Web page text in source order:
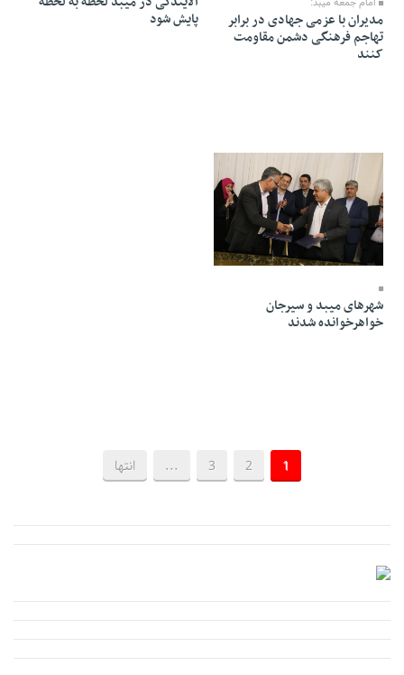
مدیران با عزمی جهادی در برابر
تهاجم فرهنگی دشمن مقاومت
کنند
پایش شود
شهرهای میبد و سیرجان
خواهرخوانده شدند
1
2
3
... انتها